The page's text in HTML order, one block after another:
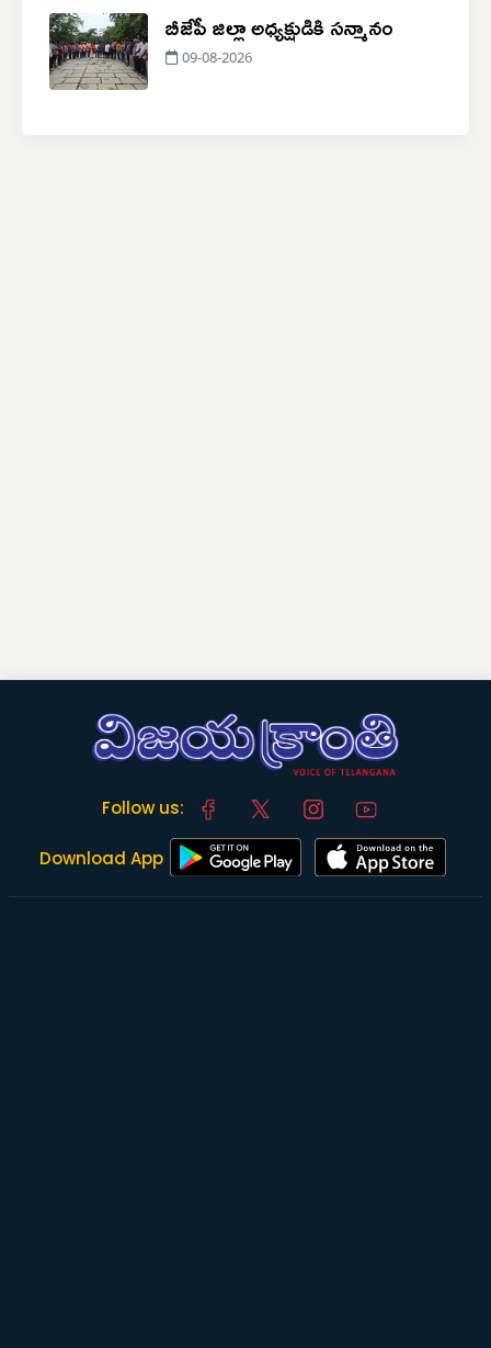
బీజేపీ జిల్లా అధ్యక్షుడికి సన్మానం
09-08-2026
Follow us:
Download App